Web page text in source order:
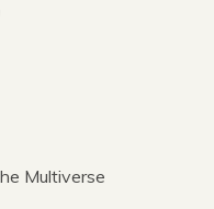
Multiverse